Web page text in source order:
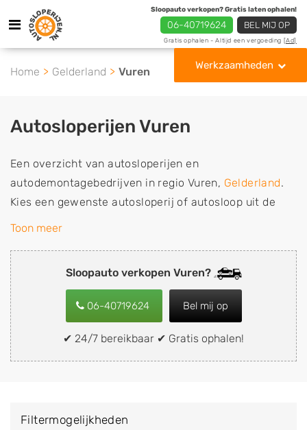
Sloopauto verkopen? Gratis laten ophalen!
06-40719624 BEL MIJ OP
Gratis ophalen - Altijd een vergoeding [Ad]
Werkzaamheden
Home Gelderland Vuren
Sloopauto verkopen Vuren?
06-40719624 Bel mij op
✔ 24/7 bereikbaar ✔ Gratis ophalen!
Autosloperijen Vuren
Een overzicht van autosloperijen en
autodemontagebedrijven in regio Vuren, Gelderland.
Kies een gewenste autosloperij of autosloop uit de
lijst die gespecialiseerd is in de verkoop van
de inkoop van sloopauto's, schadeauto's en
tweedehands auto's (ook zonder apk keuring). Wilt u
uw auto, camper, vrachtwagen, motor of brommobiel
snel en eenvoudig verkopen aan een
demontagebedrijf in de buurt, deze zelf wegbrengen
naar de sloop of deze liever laten ophalen op een
van Vuren en ontvang een vergoeding voor uw oude
Toon meer
Filtermogelijkheden